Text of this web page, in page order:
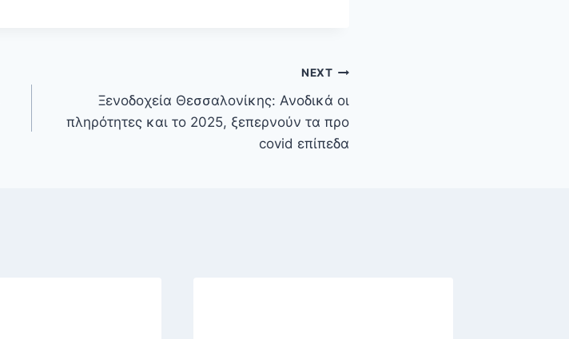
NEXT
Ξενοδοχεία Θεσσαλονίκης: Ανοδικά οι
πληρότητες και το 2025, ξεπερνούν τα προ
covid επίπεδα